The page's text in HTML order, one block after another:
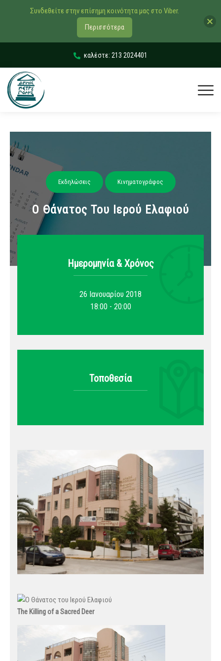
καλέστε: 213 2024401
Εκδηλώσεις Κινηματογράφος
Ο Θάνατος Του Ιερού Ελαφιού
Ημερομηνία & Xρόνος
26 Ιανουαρίου 2018
18:00 - 20:00
Τοποθεσία
The Killing of a Sacred Deer
Συνδεθείτε στην επίσημη κοινότητα μας στο Viber.
Περισσότερα